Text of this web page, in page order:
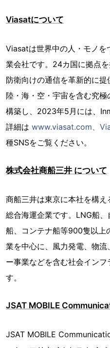
Viasatについて
Viasatは世界中の人・モノを
業会社です。24カ国に拠点
防衛向けの通信を革新的に提
陸・海・空・宇宙を含む究
構築し、2023年5月には、
詳細は www.viasat.com、
種SNSをご覧ください。
株式会社商船三井 について
商船三井は東京に本社を構
総合海運企業です。LNG船
船、コンテナ船等900隻以上
業を中心に、風力発電、物
ー事業などを含む社会イン
す。
JSAT MOBILE
JSAT MOBILE